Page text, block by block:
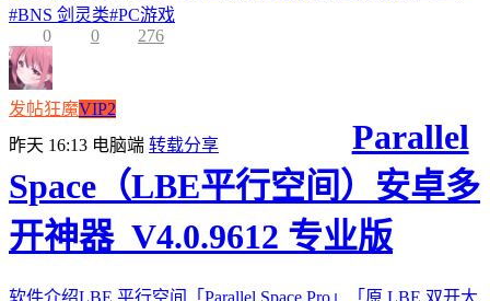
#BNS 剑灵类#PC游戏
0
0 276
发帖狂魔VIP2
昨天 16:13 电脑端 转载分享
Parallel
Space（LBE平行空间）安卓多
开神器_V4.0.9612 专业版
软件介绍LBE 平行空间「Parallel Space Pro」「原 LBE 双开大